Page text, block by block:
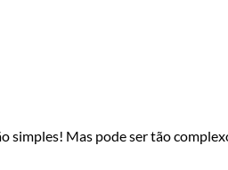
simples! Mas pode ser tão